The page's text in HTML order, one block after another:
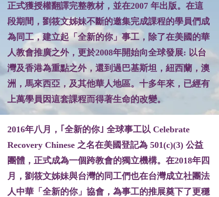
正式獲授權翻譯完整教材，並在2007 年出版。在這
段期間，劉筱文姊妹不斷的邀集完成課程的學員們成
為同工，建立起「全新的你」事工，除了在美國的華
人教會推廣之外，更於2008年開始向全球發展: 以台
灣及香港為重點之外，還到過巴基斯坦，紐西蘭，澳
洲，馬來西亞 ，及其他華人地區。十多年來，已經有
上萬學員因這套課程而得著生命的改變。
2016年八月，｢全新的你｣ 全球事工以 Celebrate
Recovery Chinese 之名在美國登記為 501(c)(3) 公益
團體，正式成為一個跨教會的獨立機構。在2018年四
月，劉筱文姊妹與台灣的同工們也在台灣成立社團法
人中華「全新的你」協會，為事工的推展奠下了更穩